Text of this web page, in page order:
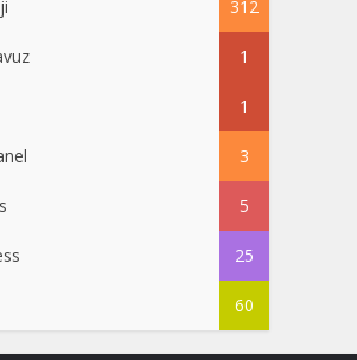
312
1
1
3
5
25
60